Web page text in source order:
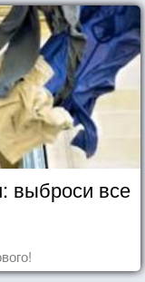
выброси все